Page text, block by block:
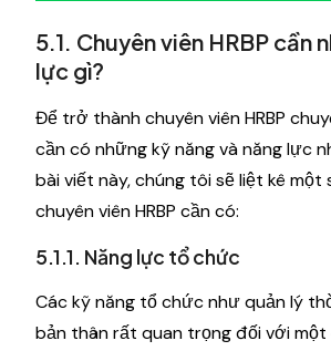
5.1. Chuyên viên HRBP cần
lực gì?
Để trở thành chuyên viên HRBP
cần có những kỹ năng và năng lực
bài viết này, chúng tôi sẽ liệt kê một
chuyên viên HRBP cần có:
5.1.1. Năng lực tổ chức
Các kỹ năng tổ chức như quản lý
bản thân rất quan trọng đối với một